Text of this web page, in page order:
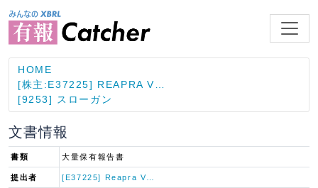
HOME
[株主:E37225] REAPRA V…
[9253] スローガン
文書情報
書類 大量保有報告書
提出者 [E37225] Reapra V…